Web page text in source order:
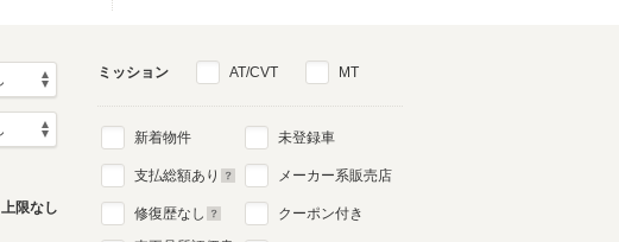
1997年8月～2006年3月
上限なし
ミッション AT/CVT MT
新着物件
支払総額あり
修復歴なし
未登録車
メーカー系販売店
クーポン付き